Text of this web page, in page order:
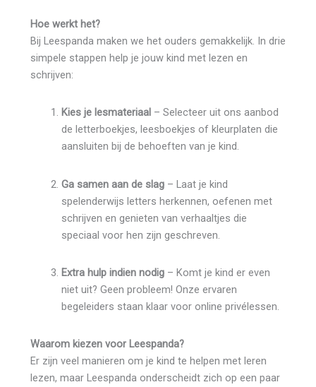
Hoe werkt het?
Bij Leespanda maken we het ouders gemakkelijk. In drie
simpele stappen help je jouw kind met lezen en
schrijven:
Kies je lesmateriaal – Selecteer uit ons aanbod
de letterboekjes, leesboekjes of kleurplaten die
aansluiten bij de behoeften van je kind.
Ga samen aan de slag– Laat je kind
spelenderwijs letters herkennen, oefenen met
schrijven en genieten van verhaaltjes die
speciaal voor hen zijn geschreven.
Extra hulp indien nodig– Komt je kind er even
niet uit? Geen probleem! Onze ervaren
begeleiders staan klaar voor online privélessen.
Waarom kiezen voor Leespanda?
Er zijn veel manieren om je kind te helpen met leren
lezen, maar Leespanda onderscheidt zich op een paar